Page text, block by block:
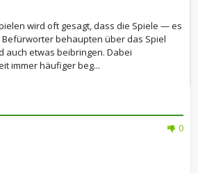
wird oft gesagt, dass die Spiele — es
behaupten über das Spiel
auch etwas beibringen. Dabei
immer häufiger beg...
0